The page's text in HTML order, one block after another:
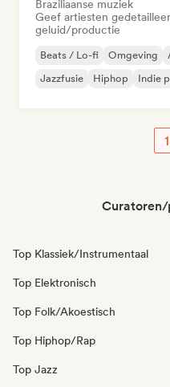
Braziliaanse muziek
Geef artiesten
geluid/productie
Beats / Lo-fi Omgeving
Jazzfusie
Hiphop Indie
1
Top Klassiek/Instrumentaal
Top Elektronisch
Top Folk/Akoestisch
Top Hiphop/Rap
Top Jazz